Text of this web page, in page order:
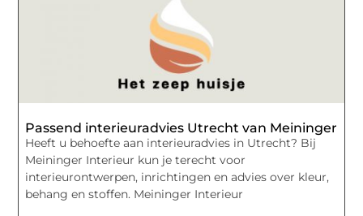
Passend interieuradvies Utrecht van Meininger
Heeft u behoefte aan interieuradvies in Utrecht? Bij
Meininger Interieur kun je terecht voor
interieurontwerpen, inrichtingen en advies over kleur,
behang en stoffen. Meininger Interieur